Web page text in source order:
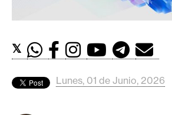
c
d
o
s
𝕏
Lunes, 01 de Junio, 2026